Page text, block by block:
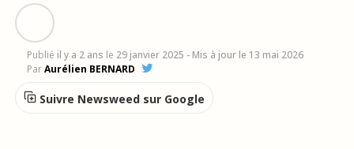
Publié il y a 2 ans le 29 janvier 2025 - Mis à jour le 13 mai 2026
ParAurélien BERNARD
Suivre Newsweed sur Google